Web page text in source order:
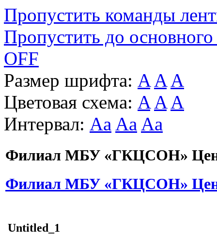
Пропустить команды
Пропустить до основного
OFF
Размер шрифта: A A A
Цветовая схема: A A A
Интервал: Aa Aa Aa
Филиал МБУ «ГКЦСОН»
Филиал МБУ «ГКЦСОН»
Untitled_1